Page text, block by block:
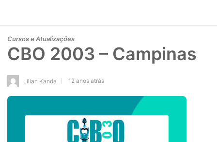
Cursos e Atualizações
CBO 2003 – Campinas
Lilian Kanda 12 anos atrás